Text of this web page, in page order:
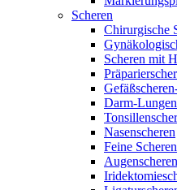
Scheren
Chirurgische
Scheren mit
Darm-
Nasenscheren
Feine Scheren
Augenscheren